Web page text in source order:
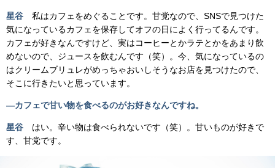
星谷 私はカフェをめぐることです。甘党なので、SNSで見つけた
気になっているカフェを保存してオフの日によく行ってるんです。
カフェが好きなんですけど、実はコーヒーとかラテとかをあまり飲
めないので、ジュースを飲むんです（笑）。今、気になっているの
はクリームブリュレがめっちゃおいしそうなお店を見つけたので、
そこに行きたいと思っています。
―カフェで甘い物を食べるのがお好きなんですね。
星谷 はい。辛い物は食べられないです（笑）。甘いものが好きで
す、甘党です。